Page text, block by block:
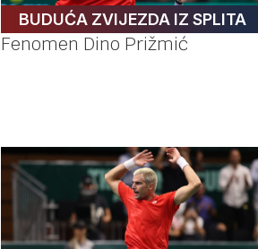
BUDUĆA ZVIJEZDA IZ SPLITA
Fenomen Dino Prižmić